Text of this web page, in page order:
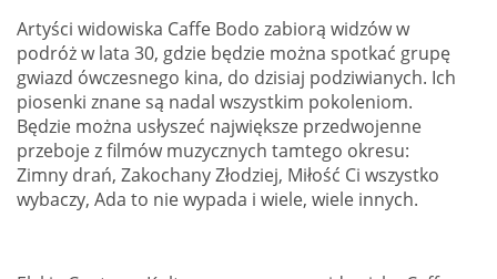
Artyści widowiska Caffe Bodo zabiorą widzów w
podróż w lata 30, gdzie będzie można spotkać grupę
gwiazd ówczesnego kina, do dzisiaj podziwianych. Ich
piosenki znane są nadal wszystkim pokoleniom.
Będzie można usłyszeć największe przedwojenne
przeboje z filmów muzycznych tamtego okresu:
Zimny drań, Zakochany Złodziej, Miłość Ci wszystko
wybaczy, Ada to nie wypada i wiele, wiele innych.